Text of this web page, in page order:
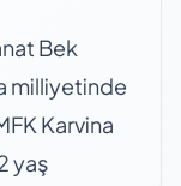
Bek
milliyetinde
Karvina
yaş